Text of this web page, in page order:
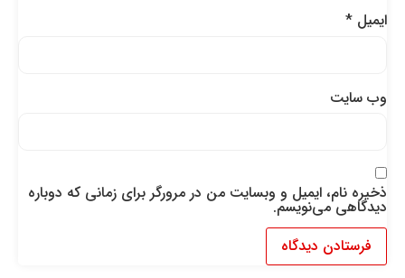
ایمیل*
وب‌ سایت
ذخیره نام، ایمیل و وبسایت من در مرورگر برای زمانی که دوباره
دیدگاهی می‌نویسم.